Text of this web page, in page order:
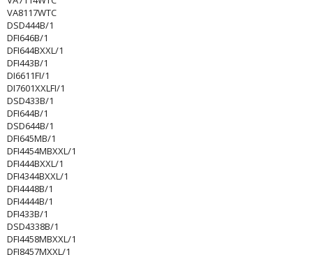
VA8117WTC
DSD444B/1
DFI646B/1
DFI644BXXL/1
DFI443B/1
DI6611FI/1
DI7601XXLFI/1
DSD433B/1
DFI644B/1
DSD644B/1
DFI645MB/1
DFI4454MBXXL/1
DFI444BXXL/1
DFI4344BXXL/1
DFI4448B/1
DFI4444B/1
DFI433B/1
DSD4338B/1
DFI4458MBXXL/1
DFI8457MXXL/1